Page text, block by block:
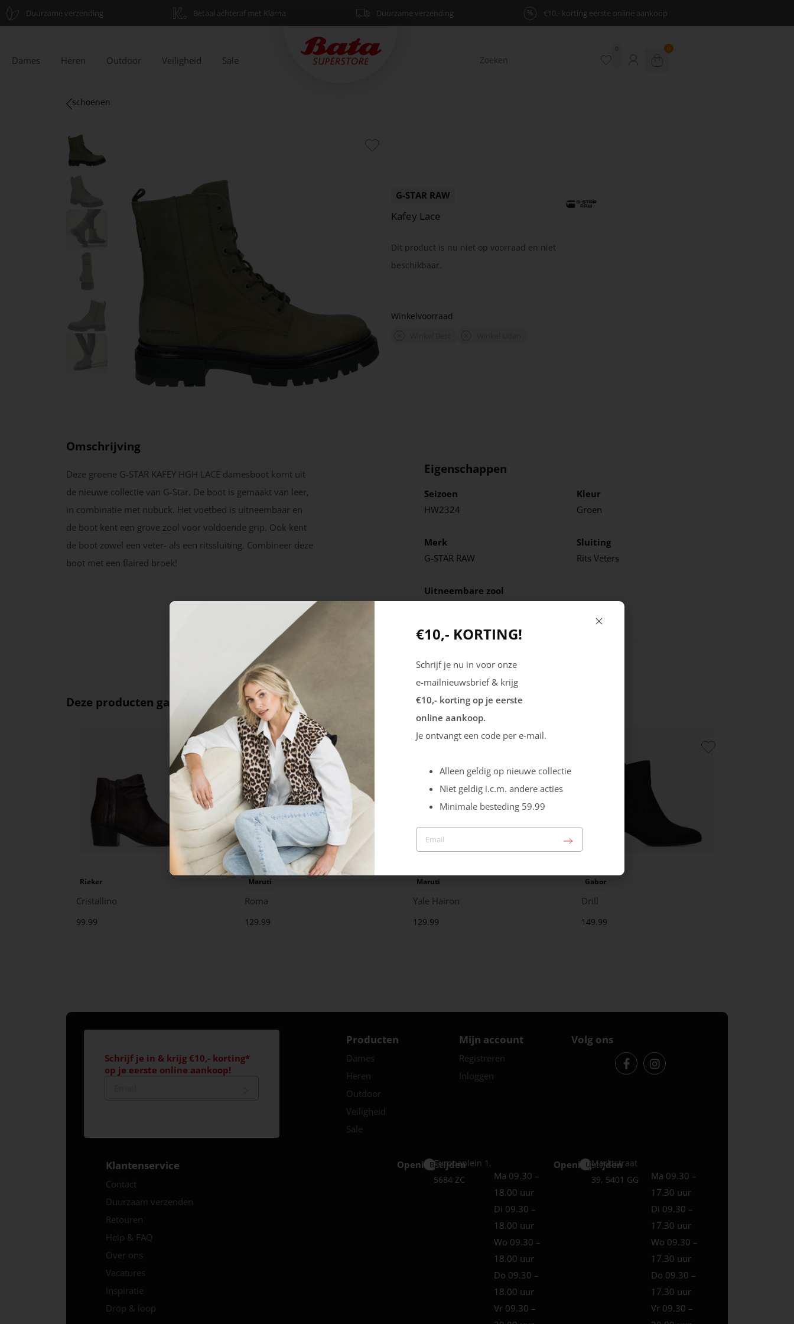
Duurzame verzending Betaal achteraf met Klarna Duurzame verzending % €10,- korting eerste online aankoop
Dames Heren Outdoor Veiligheid Sale
0 0
schoenen
G-STAR RAW
Kafey Lace
Dit product is nu niet op voorraad en niet
beschikbaar.
Winkelvoorraad
Omschrijving
Deze groene G-STAR KAFEY HGH LACE damesboot komt uit
de nieuwe collectie van G-Star. De boot is gemaakt van leer,
in combinatie met nubuck. Het voetbed is uitneembaar en
de boot kent een grove zool voor voldoende grip. Ook kent
de boot zowel een veter- als een ritssluiting. Combineer deze
boot met een flaired broek!
Eigenschappen
Seizoen
HW2324
Kleur
Groen
Merk
G-STAR RAW
Sluiting
Rits Veters
Uitneembare zool
Deze producten ga je leuk vinden
Rieker
Cristallino
99.99
Maruti
Roma
129.99
Maruti
Yale Hairon
129.99
Gabor
Drill
149.99
Schrijf je in & krijg €10,- korting*
op je eerste online aankoop!
Producten
Dames
Heren
Outdoor
Veiligheid
Sale
Mijn account
Registreren
Inloggen
Volg ons
Klantenservice
Contact
Duurzaam verzenden
Retouren
Help & FAQ
Over ons
Vacatures
Inspiratie
Drop & loop
Openingstijden
Best
Europaplein 1,
5684 ZC
Ma 09.30 –
18.00 uur
Di 09.30 –
18.00 uur
Wo 09.30 –
18.00 uur
Do 09.30 –
18.00 uur
Vr 09.30 –
Openingstijden
Uden
Marktstraat
39, 5401 GG
Ma 09.30 –
17.30 uur
Di 09.30 –
17.30 uur
Wo 09.30 –
17.30 uur
Do 09.30 –
17.30 uur
Vr 09.30 –
€10,- KORTING!
Schrijf je nu in voor onze
e-mailnieuwsbrief & krijg
€10,- korting op je eerste
online aankoop.
Je ontvangt een code per e-mail.
Alleen geldig op nieuwe collectie
Niet geldig i.c.m. andere acties
Minimale besteding 59.99